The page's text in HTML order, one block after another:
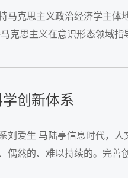
马克思主义政治经济学主
克思主义在意识形态领域
创新体系
刘爱生 马陆亭信息时代，
偶然的、难以持续的。完善